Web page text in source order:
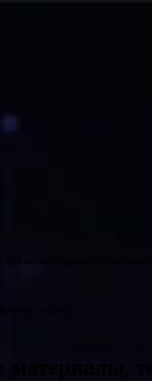
можете добавить